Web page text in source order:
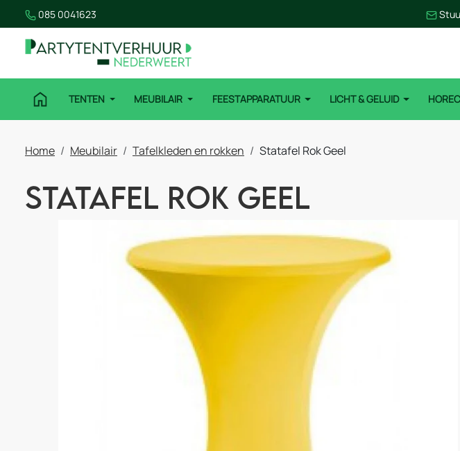
085 0041623
TENTEN MEUBILAIR FEESTAPPARATUUR LICHT & GELUID
Home Meubilair Tafelkleden en rokken Statafel Rok Geel
Statafel Rok Geel